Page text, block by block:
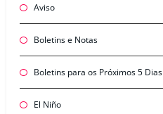
Aviso
Boletins e Notas
Boletins para os Próximos 5 Dias
El Niño